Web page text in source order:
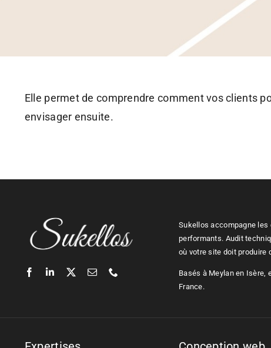
Elle permet de comprendre comment vos clients
envisager ensuite.
Sukellos accompagne
performants. Audit
où votre site doit produire
Basés à Meylan en Isère,
France.